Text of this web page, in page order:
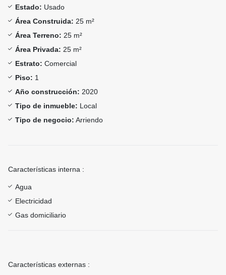
Estado: Usado
Área Construida: 25 m²
Área Terreno: 25 m²
Área Privada: 25 m²
Estrato: Comercial
Piso: 1
Año construcción: 2020
Tipo de inmueble: Local
Tipo de negocio: Arriendo
Características interna :
Agua
Electricidad
Gas domiciliario
Características externas :